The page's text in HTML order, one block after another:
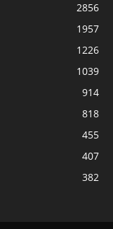
2856
1957
1226
1039
914
818
455
407
382